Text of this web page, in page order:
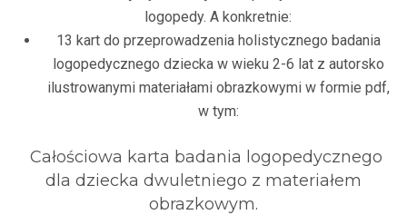
logopedy. A konkretnie:
13 kart do przeprowadzenia holistycznego badania
logopedycznego dziecka w wieku 2-6 lat z autorsko
ilustrowanymi materiałami obrazkowymi w formie pdf,
w tym:
Całościowa karta badania logopedycznego
dla dziecka dwuletniego z materiałem
obrazkowym.